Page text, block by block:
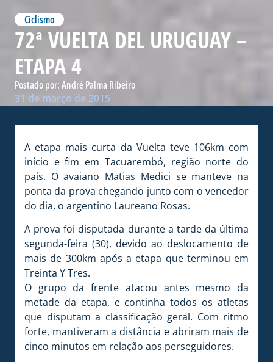
Ciclismo
72ª VUELTA DEL URUGUAY –
ETAPA 4
Postado por:André Palma Ribeiro
31 de março de 2015
A etapa mais curta da Vuelta teve 106km com
início e fim em Tacuarembó, região norte do
país. O avaiano Matias Medici se manteve na
ponta da prova chegando junto com o vencedor
do dia, o argentino Laureano Rosas.
A prova foi disputada durante a tarde da última
segunda-feira (30), devido ao deslocamento de
mais de 300km após a etapa que terminou em
Treinta Y Tres.
O grupo da frente atacou antes mesmo da
metade da etapa, e continha todos os atletas
que disputam a classificação geral. Com ritmo
forte, mantiveram a distância e abriram mais de
cinco minutos em relação aos perseguidores.